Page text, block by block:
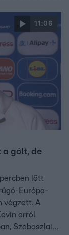
a mai olasz-
11:06
a gólt, de
lőtt
Európa-
végzett. A
arról
Szoboszlai